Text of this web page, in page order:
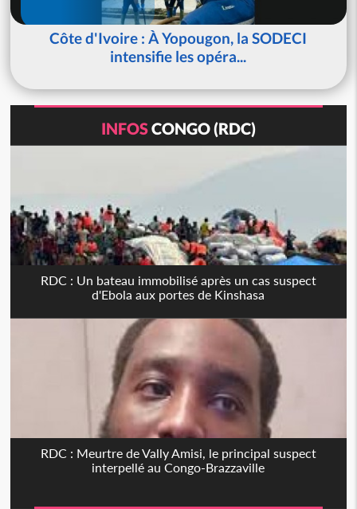
Côte d'Ivoire : À Yopougon, la SODECI
intensifie les opéra...
INFOSCONGO (RDC)
RDC : Un bateau immobilisé après un cas suspect
d'Ebola aux portes de Kinshasa
RDC : Meurtre de Vally Amisi, le principal suspect
interpellé au Congo-Brazzaville